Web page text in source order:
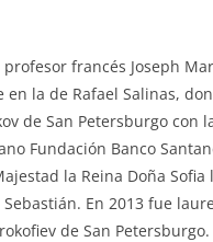
francés Joseph
la de Rafael Salinas,
de San Petersburgo con
Fundación Banco
la Reina Doña
En 2013 fue
de San